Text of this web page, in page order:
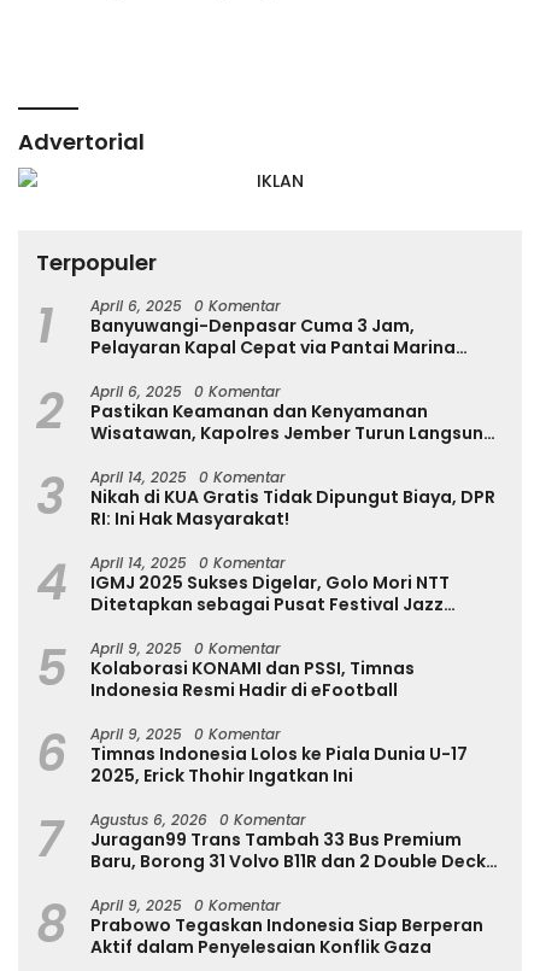
Advertorial
Terpopuler
1 April 6, 2025 0 Komentar
Banyuwangi-Denpasar Cuma 3 Jam,
Pelayaran Kapal Cepat via Pantai Marina
2 April 6, 2025 0 Komentar
Pastikan Keamanan dan Kenyamanan
Wisatawan, Kapolres Jember Turun Langsung
3 April 14, 2025 0 Komentar
Nikah di KUA Gratis Tidak Dipungut Biaya, DPR
RI: Ini Hak Masyarakat!
4 April 14, 2025 0 Komentar
IGMJ 2025 Sukses Digelar, Golo Mori NTT
Ditetapkan sebagai Pusat Festival Jazz
5 April 9, 2025 0 Komentar
Kolaborasi KONAMI dan PSSI, Timnas
Indonesia Resmi Hadir di eFootball
6 April 9, 2025 0 Komentar
Timnas Indonesia Lolos ke Piala Dunia U-17
2025, Erick Thohir Ingatkan Ini
7 Agustus 6, 2026 0 Komentar
Juragan99 Trans Tambah 33 Bus Premium
Baru, Borong 31 Volvo B11R dan 2 Double Decker
8 April 9, 2025 0 Komentar
Prabowo Tegaskan Indonesia Siap Berperan
Aktif dalam Penyelesaian Konflik Gaza